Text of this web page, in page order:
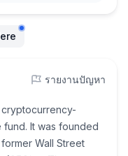
รายงานปัญหา
cryptocurrency-
It was founded
Wall Street